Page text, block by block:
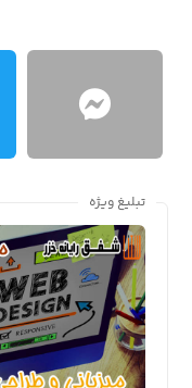
تبلیغ ویژه